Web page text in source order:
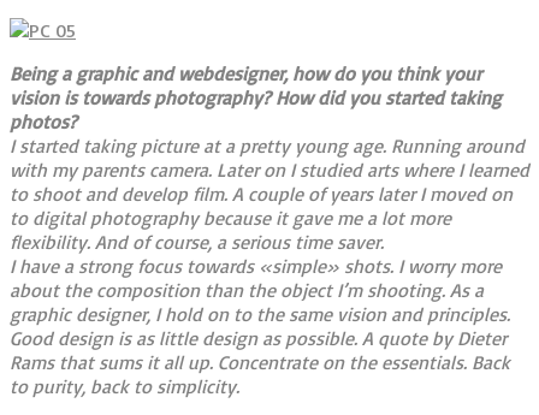
Being a graphic and webdesigner, how do you think your
vision is towards photography? How did you started taking
photos?
I started taking picture at a pretty young age. Running around
with my parents camera. Later on I studied arts where I learned
to shoot and develop film. A couple of years later I moved on
to digital photography because it gave me a lot more
flexibility. And of course, a serious time saver.
I have a strong focus towards «simple» shots. I worry more
about the composition than the object I’m shooting. As a
graphic designer, I hold on to the same vision and principles.
Good design is as little design as possible. A quote by Dieter
Rams that sums it all up. Concentrate on the essentials. Back
to purity, back to simplicity.